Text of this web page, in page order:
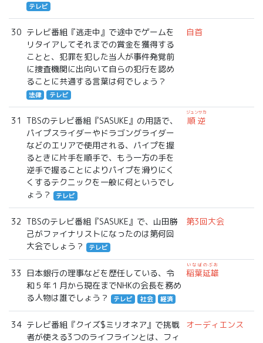
テレビ
30 テレビ番組『逃走中』で途中でゲームを
リタイアしてそれまでの賞金を獲得する
ことと、犯罪を犯した当人が事件発覚前
に捜査機関に出向いて自らの犯行を認め
ることに共通する言葉は何でしょう？
法律 テレビ
自首
31
TBSのテレビ番組『SASUKE』の用語で、
パイプスライダーやドラゴングライダー
などのエリアで使用される、パイプを握
るときに片手を順手で、もう一方の手を
逆手で握ることによりパイプを滑りにく
くするテクニックを一般に何というでし
ょう？
テレビ
順逆
ジュンサカ
32 TBSのテレビ番組『SASUKE』で、山田勝
己がファイナリストになったのは第何回
大会でしょう？
テレビ
第3回大会
33
日本銀行の理事などを歴任している、令
和５年１月から現在までNHKの会長を務め
る人物は誰でしょう？
テレビ 社会 経済
稲葉延雄
いなばのぶお
34 テレビ番組『クイズ$ミリオネア』で挑戦
者が使える3つのライフラインとは、フィ
オーディエンス